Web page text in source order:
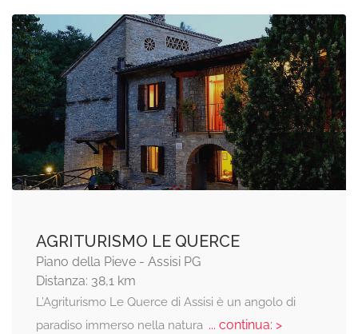
AGRITURISMO LE QUERCE
Piano della Pieve - Assisi PG
Distanza: 38,1 km
L’Agriturismo Le Querce di Assisi è un angolo di
paradiso immerso nella natura... continua: >